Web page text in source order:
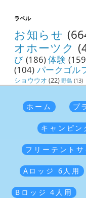
ラベル
お知らせ
オホーツク
び (186)体験
(104) パークゴル
ショウウオ (22) 野鳥 (13)
ホーム プ
キャンピン
フリーテントサ
Aロッジ 6人用
Bロッジ 4人用